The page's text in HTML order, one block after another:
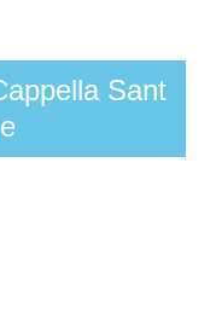
Sant